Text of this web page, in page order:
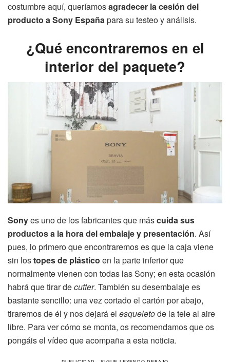
costumbre aquí, queríamosagradecer la cesión del
producto a Sony Españapara su testeo y análisis.
¿Qué encontraremos en el
interior del paquete?
Sonyes uno de los fabricantes que máscuida sus
productos a la hora del embalaje y presentación. Así
pues, lo primero que encontraremos es que la caja viene
sin lostopes de plástico en la parte inferior que
normalmente vienen con todas las Sony; en esta ocasión
habrá que tirar decutter. También su desembalaje es
bastante sencillo: una vez cortado el cartón por abajo,
tiraremos de él y nos dejará el esqueletode la tele al aire
libre. Para ver cómo se monta, os recomendamos que os
pongáis el vídeo que acompaña a esta noticia.